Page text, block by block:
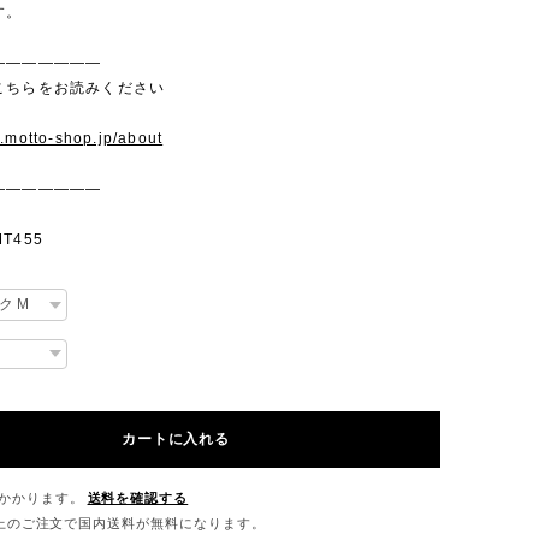
ちらをお読みください
shop.jp/about
カートに入れる
かります。
送料を確認する
ご注文で国内送料が無料になります。